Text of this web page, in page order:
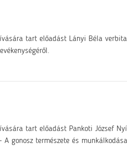
tart előadást Lányi Béla
tart előadást Pankoti József
A gonosz természete és